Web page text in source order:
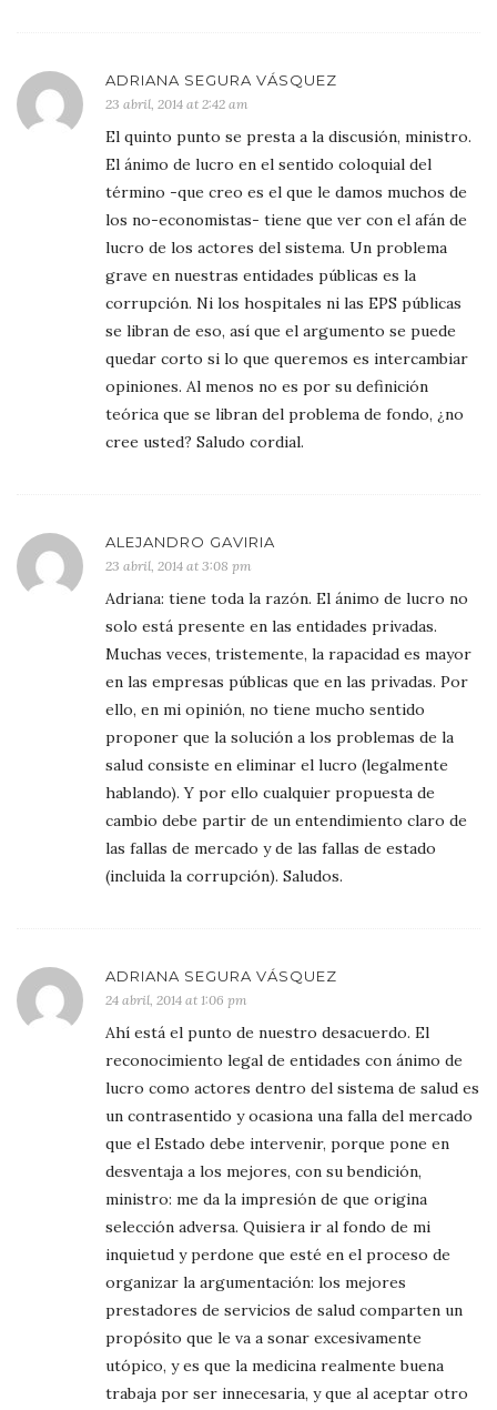
ADRIANA SEGURA VÁSQUEZ
23 abril, 2014 at 2:42 am
El quinto punto se presta a la discusión, ministro.
El ánimo de lucro en el sentido coloquial del
término -que creo es el que le damos muchos de
los no-economistas- tiene que ver con el afán de
lucro de los actores del sistema. Un problema
grave en nuestras entidades públicas es la
corrupción. Ni los hospitales ni las EPS públicas
se libran de eso, así que el argumento se puede
quedar corto si lo que queremos es intercambiar
opiniones. Al menos no es por su definición
teórica que se libran del problema de fondo, ¿no
cree usted? Saludo cordial.
ALEJANDRO GAVIRIA
23 abril, 2014 at 3:08 pm
Adriana: tiene toda la razón. El ánimo de lucro no
solo está presente en las entidades privadas.
Muchas veces, tristemente, la rapacidad es mayor
en las empresas públicas que en las privadas. Por
ello, en mi opinión, no tiene mucho sentido
proponer que la solución a los problemas de la
salud consiste en eliminar el lucro (legalmente
hablando). Y por ello cualquier propuesta de
cambio debe partir de un entendimiento claro de
las fallas de mercado y de las fallas de estado
(incluida la corrupción). Saludos.
ADRIANA SEGURA VÁSQUEZ
24 abril, 2014 at 1:06 pm
Ahí está el punto de nuestro desacuerdo. El
reconocimiento legal de entidades con ánimo de
lucro como actores dentro del sistema de salud es
un contrasentido y ocasiona una falla del mercado
que el Estado debe intervenir, porque pone en
desventaja a los mejores, con su bendición,
ministro: me da la impresión de que origina
selección adversa. Quisiera ir al fondo de mi
inquietud y perdone que esté en el proceso de
organizar la argumentación: los mejores
prestadores de servicios de salud comparten un
propósito que le va a sonar excesivamente
utópico, y es que la medicina realmente buena
trabaja por ser innecesaria, y que al aceptar otro